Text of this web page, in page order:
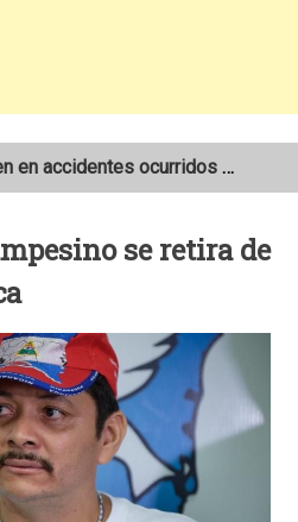
Dos motociclistas fallecen en accidentes ocurridos en la Carretera Nueva a León
NOAA mantiene pronóstico de una temporada de huracanes por debajo de lo normal en el Atlántico
se retira de